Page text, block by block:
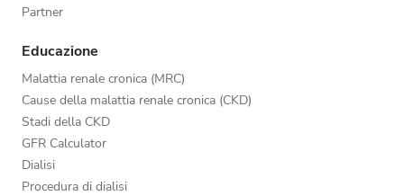
Partner
Educazione
Malattia renale cronica (MRC)
Cause della malattia renale cronica (CKD)
Stadi della CKD
GFR Calculator
Dialisi
Procedura di dialisi